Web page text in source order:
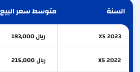
السنة متوسط سعر البيع
X5 2023 ريال 193,000
X5 2022 ريال 215,000